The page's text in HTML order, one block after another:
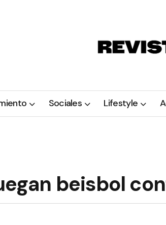
Sociales Lifestyle
beisbol